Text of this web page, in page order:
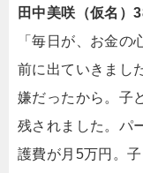
田中美咲（仮名）
「毎日が、お金
前に出ていきまし
嫌だったから。子
残されました。パ
護費が月5万円。